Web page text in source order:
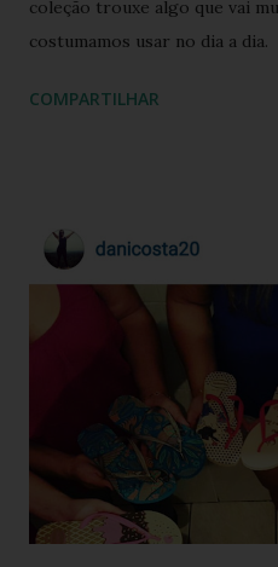
coleção trouxe algo que vai
costumamos usar no dia a dia.
riqueza cultural do Nordeste
verdadeira declaração de
transmitida de geração em
alagoano? O grande segredo
habilidade de traduzir a
acessório de moda
da versatilidade que
união perfeita entre a
urbana que o seu guarda-ro...
COMPARTILHAR